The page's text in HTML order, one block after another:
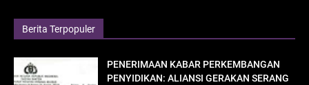
Berita Terpopuler
PENERIMAAN KABAR PERKEMBANGAN
PENYIDIKAN: ALIANSI GERAKAN SERANG